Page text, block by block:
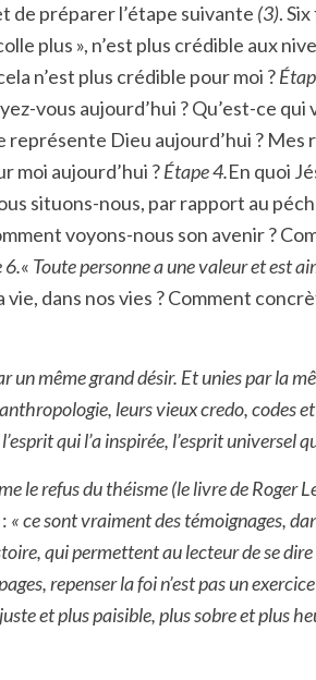
de préparer l’étape suivante (3).
plus », n’est plus crédible aux
n’est plus crédible pour moi ?
vous aujourd’hui ? Qu’est-ce qui
représente Dieu aujourd’hui ?
moi aujourd’hui ?Étape 4.En quoi
situons-nous, par rapport au
voyons-nous son avenir ?
6.« Toute personne a une valeur et est
dans nos vies ? Comment
un même grand désir. Et unies par la
leurs vieux credo, codes
qui l’a inspirée, l’esprit universel
le refus du théisme (le livre de Roger
« ce sont vraiment des témoignages,
qui permettent au lecteur de se
repenser la foi n’est pas un
et plus paisible, plus sobre et plus